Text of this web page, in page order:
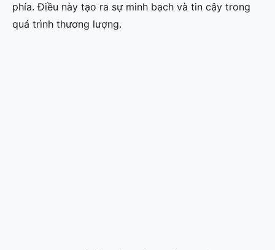
phía. Điều này tạo ra sự minh bạch và tin cậy trong
quá trình thương lượng.